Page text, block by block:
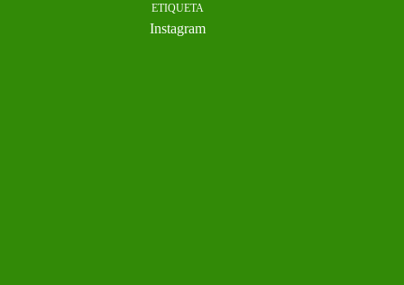
ETIQUETA
Instagram